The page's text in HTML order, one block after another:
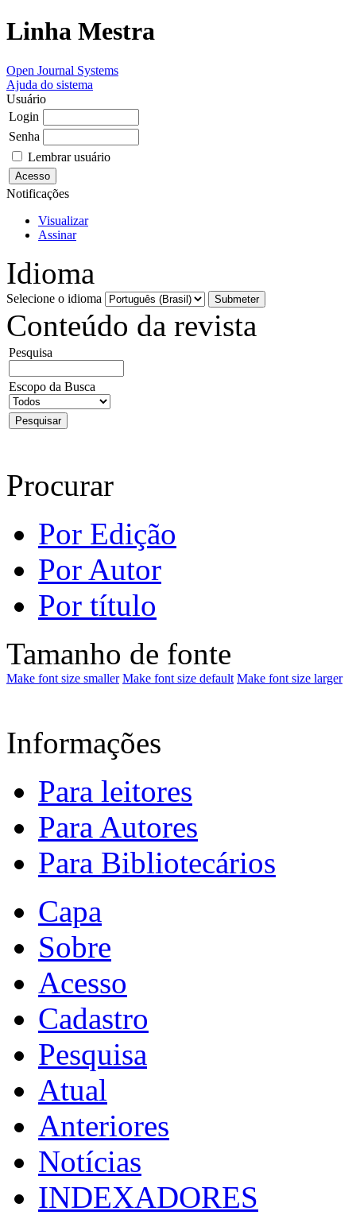
Linha Mestra
Open Journal Systems
Ajuda do sistema
Usuário
Login
Senha
Lembrar usuário
Notificações
Visualizar
Assinar
Idioma
Selecione o idioma
Conteúdo da revista
Pesquisa
Escopo da Busca
Procurar
Por Edição
Por Autor
Por título
Tamanho de fonte
Make font size smaller Make font size default Make font size larger
Informações
Para leitores
Para Autores
Para Bibliotecários
Capa
Sobre
Acesso
Cadastro
Pesquisa
Atual
Anteriores
Notícias
INDEXADORES